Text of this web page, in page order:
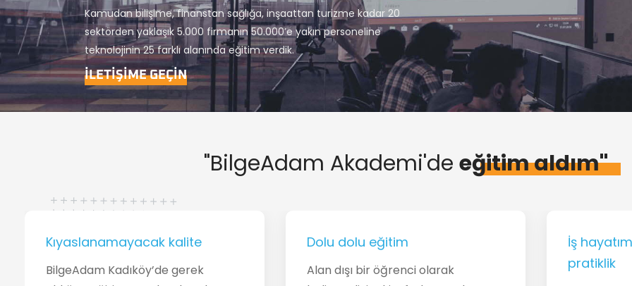
Kamudan bilişime, finanstan sağlığa, inşaattan turizme kadar 20
sektörden yaklaşık 5.000 firmanın 50.000’e yakın personeline
teknolojinin 25 farklı alanında eğitim verdik.
İLETİŞİME GEÇİN
"BilgeAdam Akademi'de eğitim aldım"
Kıyaslanamayacak kalite
BilgeAdam Kadıköy’de gerek
Dolu dolu eğitim
Alan dışı bir öğrenci olarak
İş
pratiklik